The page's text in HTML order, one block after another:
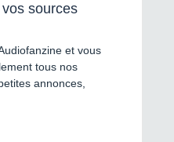
sources
et vous
tous nos
annonces,